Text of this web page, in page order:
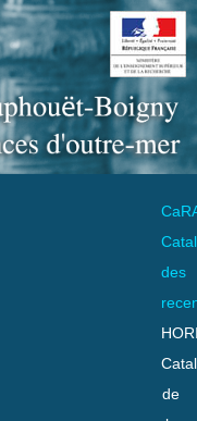
des
de